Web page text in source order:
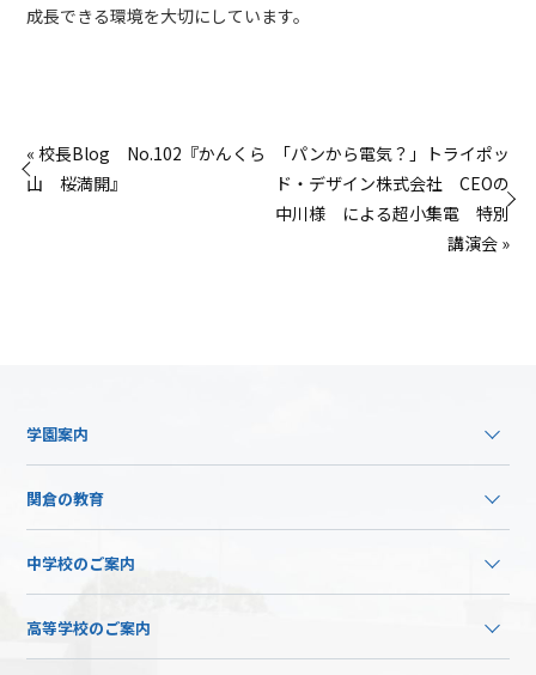
成長できる環境を大切にしています。
« 校長Blog No.102『かんくら
山 桜満開』
「パンから電気？」トライポッ
ド・デザイン株式会社 CEOの
中川様 による超小集電 特別
講演会 »
学園案内
関倉の教育
中学校のご案内
高等学校のご案内